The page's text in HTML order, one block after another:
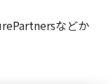
などか